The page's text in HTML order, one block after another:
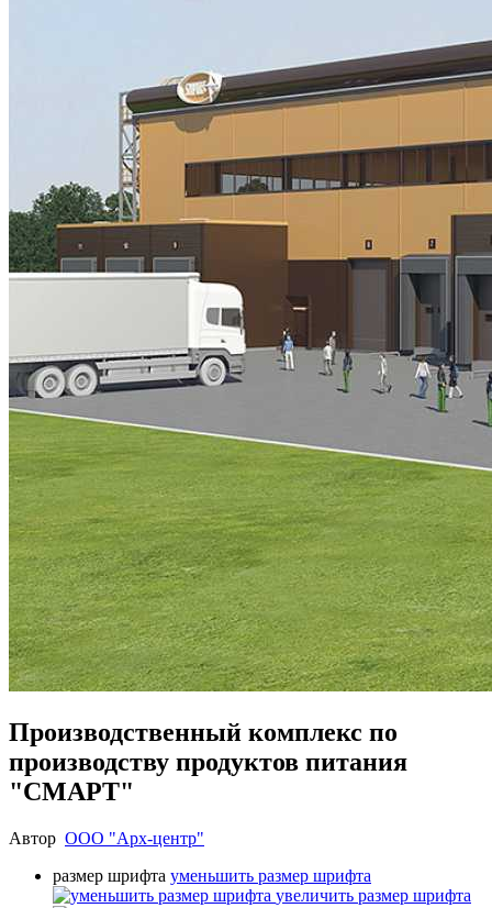
Производственный комплекс по
производству продуктов питания
"СМАРТ"
Автор ООО "Арх-центр"
размер шрифта уменьшить размер шрифта
увеличить размер шрифта